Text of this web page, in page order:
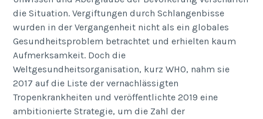
die Situation. Vergiftungen durch Schlangenbisse
wurden in der Vergangenheit nicht als ein globales
Gesundheitsproblem betrachtet und erhielten kaum
Aufmerksamkeit. Doch die
Weltgesundheitsorganisation, kurz WHO, nahm sie
2017 auf die Liste der vernachlässigten
Tropenkrankheiten und veröffentlichte 2019 eine
ambitionierte Strategie, um die Zahl der